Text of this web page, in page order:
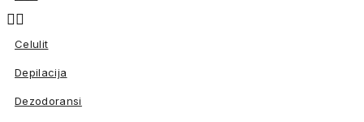

Celulit
Depilacija
Dezodoransi